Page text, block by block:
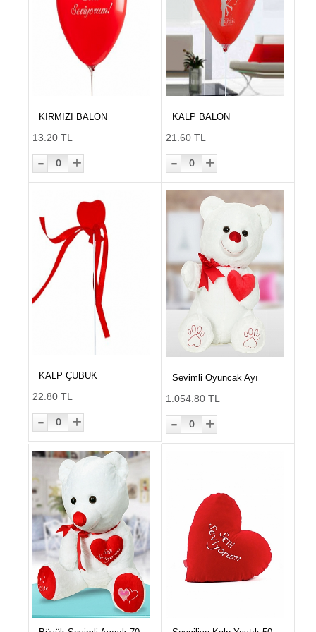
KIRMIZI BALON
13.20 TL
- 0 +
KALP BALON
21.60 TL
- 0 +
KALP ÇUBUK
22.80 TL
- 0 +
Sevimli Oyuncak Ayı
1.054.80 TL
- 0 +